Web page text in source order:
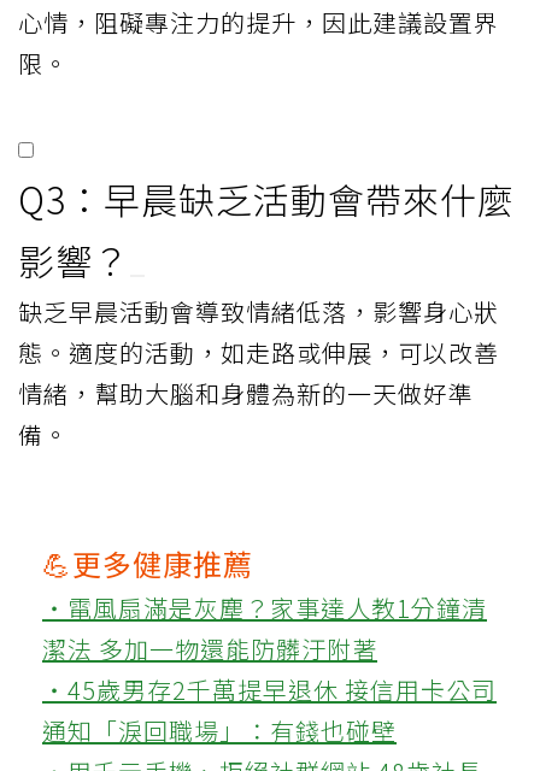
心情，阻礙專注力的提升，因此建議設置界
限。
Q3：早晨缺乏活動會帶來什麼
影響？
缺乏早晨活動會導致情緒低落，影響身心狀
態。適度的活動，如走路或伸展，可以改善
情緒，幫助大腦和身體為新的一天做好準
備。
💪更多健康推薦
‧電風扇滿是灰塵？家事達人教1分鐘清
潔法 多加一物還能防髒汙附著
‧45歲男存2千萬提早退休 接信用卡公司
通知「淚回職場」：有錢也碰壁